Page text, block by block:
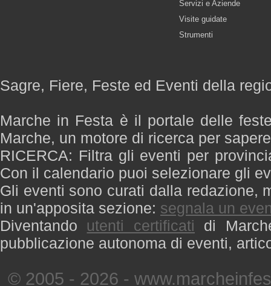
Servizi e Aziende
Visite guidate
Strumenti
Sagre, Fiere, Feste ed Eventi della
Marche in Festa è il portale delle
Marche, un motore di ricerca per
RICERCA: Filtra gli eventi per
Con il calendario puoi selezionare gli
Gli eventi sono curati dalla redazione,
in un'apposita sezione: segnala un
Diventando utenti certificati di
pubblicazione autonoma di eventi,
© 2005 - 2026 -